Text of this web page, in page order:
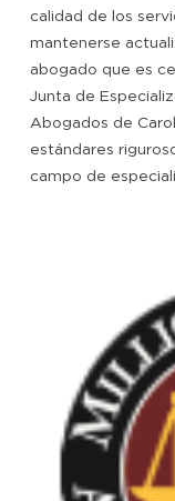
calidad de los
mantenerse
abogado que es
Junta de
Abogados de
estándares
campo de